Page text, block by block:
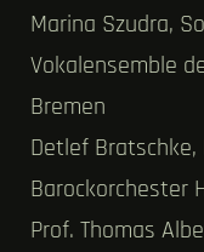
Marina Szudra,
Vokalensemble
Bremen
Detlef
Barockorchester
Prof. Thomas